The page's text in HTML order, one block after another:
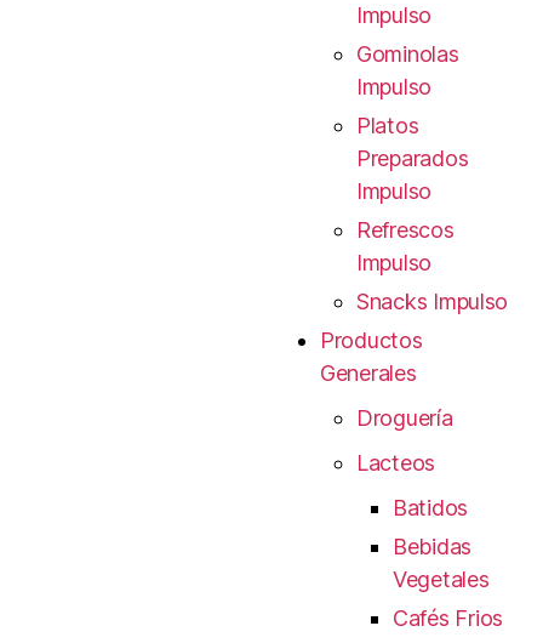
Impulso
Gominolas
Impulso
Platos
Preparados
Impulso
Refrescos
Impulso
Snacks Impulso
Productos
Generales
Droguería
Lacteos
Batidos
Bebidas
Vegetales
Cafés Frios